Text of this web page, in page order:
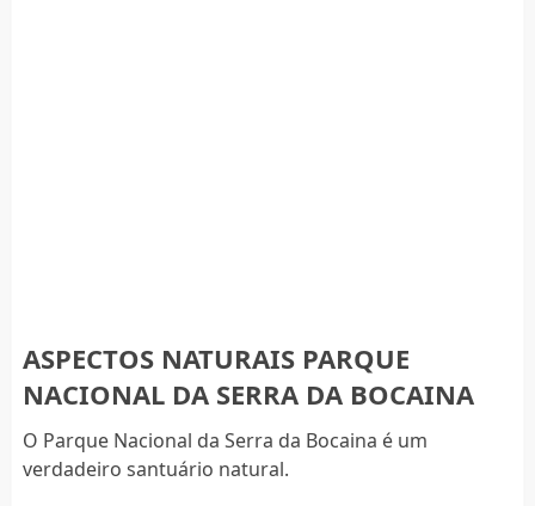
ASPECTOS NATURAIS PARQUE
NACIONAL DA SERRA DA BOCAINA
O Parque Nacional da Serra da Bocaina é um
verdadeiro santuário natural.